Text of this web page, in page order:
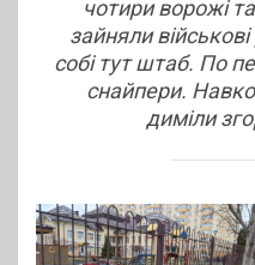
чотири ворожі
зайняли
собі тут штаб. По
снайпери.
диміли